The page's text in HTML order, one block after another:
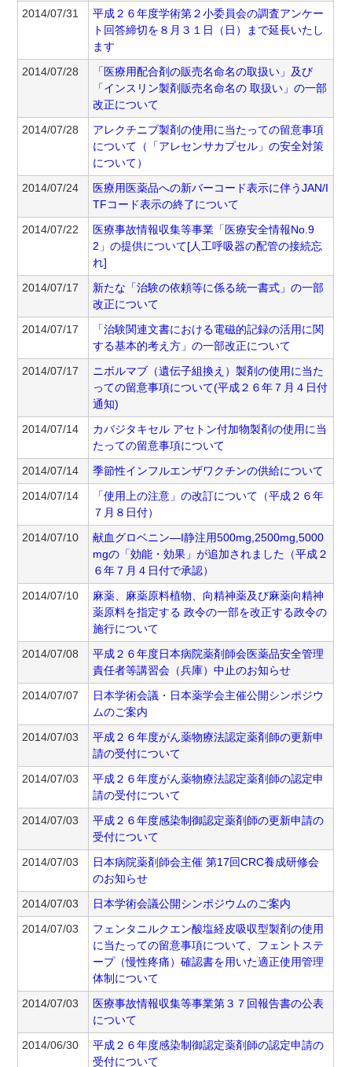
2014/07/31
平成２６年度学術第２小委員会の調査アンケー
ト回答締切を８月３１日（日）まで延長いたし
ます
2014/07/28
「医療用配合剤の販売名命名の取扱い」及び
「インスリン製剤販売名命名の 取扱い」の一部
改正について
2014/07/28
アレクチニブ製剤の使用に当たっての留意事項
について（「アレセンサカプセル」の安全対策
について）
2014/07/24
医療用医薬品への新バーコード表示に伴うJAN/I
TFコード表示の終了について
2014/07/22
医療事故情報収集等事業「医療安全情報No.9
2」の提供について[人工呼吸器の配管の接続忘
れ]
2014/07/17
新たな「治験の依頼等に係る統一書式」の一部
改正について
2014/07/17
「治験関連文書における電磁的記録の活用に関
する基本的考え方」の一部改正について
2014/07/17
ニボルマブ（遺伝子組換え）製剤の使用に当た
っての留意事項について(平成２６年７月４日付
通知)
2014/07/14
カバジタキセル アセトン付加物製剤の使用に当
たっての留意事項について
2014/07/14
季節性インフルエンザワクチンの供給について
2014/07/14
「使用上の注意」の改訂について（平成２６年
７月８日付）
2014/07/10
献血グロベニン—I静注用500mg,2500mg,5000
mgの「効能・効果」が追加されました（平成２
６年７月４日付で承認）
2014/07/10
麻薬、麻薬原料植物、向精神薬及び麻薬向精神
薬原料を指定する 政令の一部を改正する政令の
施行について
2014/07/08
平成２６年度日本病院薬剤師会医薬品安全管理
責任者等講習会（兵庫）中止のお知らせ
2014/07/07
日本学術会議・日本薬学会主催公開シンポジウ
ムのご案内
2014/07/03
平成２６年度がん薬物療法認定薬剤師の更新申
請の受付について
2014/07/03
平成２６年度がん薬物療法認定薬剤師の認定申
請の受付について
2014/07/03
平成２６年度感染制御認定薬剤師の更新申請の
受付について
2014/07/03
日本病院薬剤師会主催 第17回CRC養成研修会
のお知らせ
2014/07/03
日本学術会議公開シンポジウムのご案内
2014/07/03
フェンタニルクエン酸塩経皮吸収型製剤の使用
に当たっての留意事項について、フェントステ
ープ（慢性疼痛）確認書を用いた適正使用管理
体制について
2014/07/03
医療事故情報収集等事業第３７回報告書の公表
について
2014/06/30
平成２６年度感染制御認定薬剤師の認定申請の
受付について